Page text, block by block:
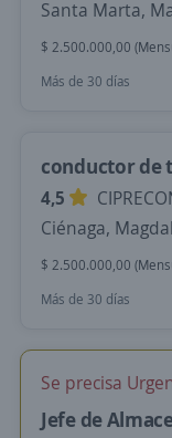
Santa Marta,
$ 2.500.000,00
Más de 30 días
conductor de
4,5
Ciénaga,
$ 2.500.000,00
Más de 30 días
Se precisa
Jefe de